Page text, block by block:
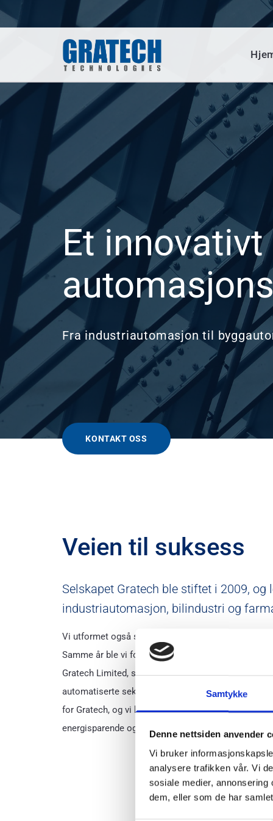
Samtykke
Denne nettsiden anvender
Vi bruker
analysere trafikken vår. Vi
sosiale medier,
dem, eller som de har
Et innovativt
Fra industriautomasjon til
KONTAKT OSS
Veien til suksess
Selskapet Gratech ble stiftet i 2009,
industriautomasjon, bilindustri og
Vi utformet også systemer for større
Samme år ble vi forespurt av ASKO Norge om å
Gratech Limited, som nå er et AS. Dette ble en
automatiserte seks av industribyggene til ASKO.
for Gratech, og vi har siden den gang levert flere
energisparende og driftssikker automasjon.